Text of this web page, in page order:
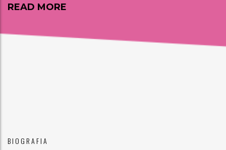
READ MORE
BIOGRAFIA